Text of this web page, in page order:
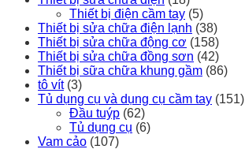
Thiết bị điện cầm tay (5)
Thiết bị sửa chữa điện lạnh (38)
Thiết bị sửa chữa động cơ (158)
Thiết bị sửa chữa đồng sơn (42)
Thiết bị sữa chữa khung gầm (86)
tô vít (3)
Tủ dụng cụ và dụng cụ cầm tay (151)
Đầu tuýp (62)
Tủ dụng cụ (6)
Vam cảo (107)